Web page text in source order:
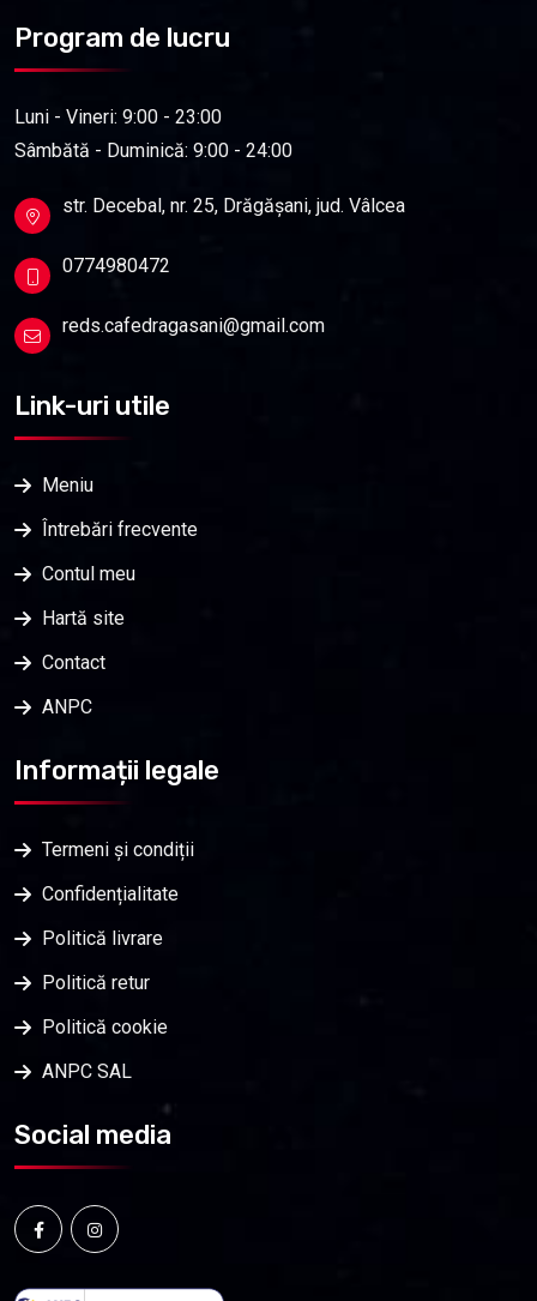
Program de lucru
Luni - Vineri: 9:00 - 23:00
Sâmbătă - Duminică: 9:00 - 24:00
str. Decebal, nr. 25, Drăgășani, jud. Vâlcea
0774980472
reds.cafedragasani@gmail.com
Link-uri utile
Meniu
Întrebări frecvente
Contul meu
Hartă site
Contact
ANPC
Informații legale
Termeni și condiții
Confidențialitate
Politică livrare
Politică retur
Politică cookie
ANPC SAL
Social media